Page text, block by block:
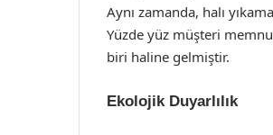
Aynı zamanda, halı
Yüzde yüz müşteri
biri haline gelmiştir.
Ekolojik Duyarlılık